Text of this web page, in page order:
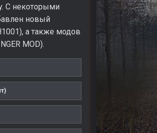
С некоторыми
новый
а также модов
MOD).